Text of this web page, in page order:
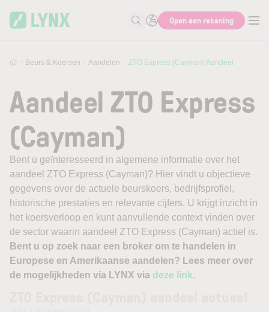
Zoek naar informatie
Open een rekening
Beurs & Koersen Aandelen ZTO Express (Cayman) Aandeel
Aandeel ZTO Express
(Cayman)
Bent u geïnteresseerd in algemene informatie over het
aandeel ZTO Express (Cayman)? Hier vindt u objectieve
gegevens over de actuele beurskoers, bedrijfsprofiel,
historische prestaties en relevante cijfers. U krijgt inzicht in
het koersverloop en kunt aanvullende context vinden over
de sector waarin aandeel ZTO Express (Cayman) actief is.
Bent u op zoek naar een broker om te handelen in
Europese en Amerikaanse aandelen? Lees meer over
de mogelijkheden via LYNX via deze link.